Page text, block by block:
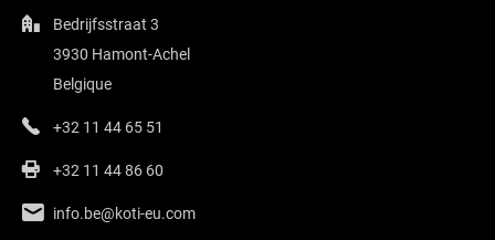
Bedrijfsstraat 3
3930 Hamont-Achel
Belgique
+32 11 44 65 51
+32 11 44 86 60
info.be@koti-eu.com